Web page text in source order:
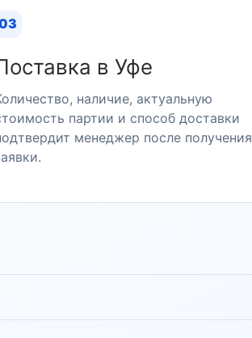
в Уфе
наличие, актуальную
партии и способ доставки
менеджер после получения